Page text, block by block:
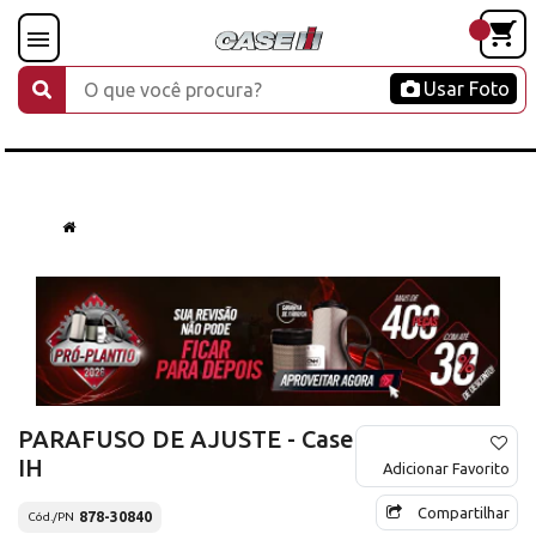
Usar Foto
PARAFUSO DE AJUSTE - Case
IH
Cód./PN 878-30840
Adicionar Favorito
Compartilhar